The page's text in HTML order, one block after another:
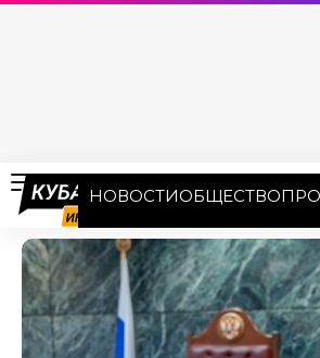
НОВОСТИОБЩЕСТВО